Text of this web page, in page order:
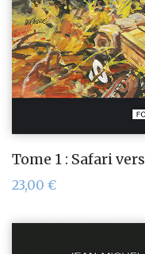
Tome 1 : Safari
23,00 €